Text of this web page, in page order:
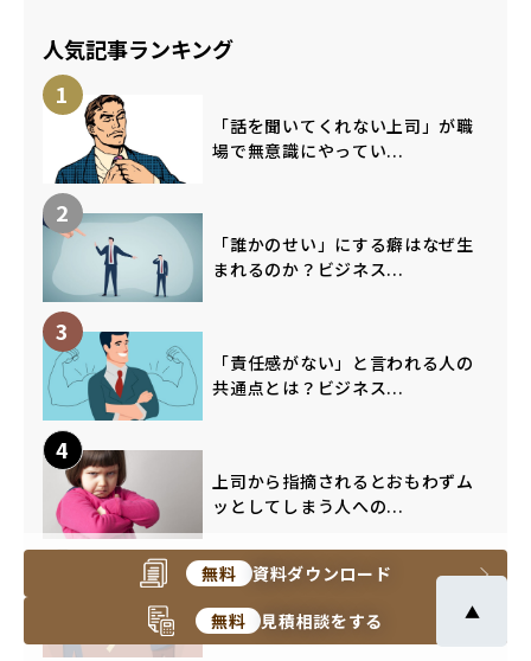
人気記事ランキング
1
「話を聞いてくれない上司」が職
場で無意識にやってい...
2
「誰かのせい」にする癖はなぜ生
まれるのか？ビジネス...
3
「責任感がない」と言われる人の
共通点とは？ビジネス...
4
上司から指摘されるとおもわずム
ッとしてしまう人への...
部下の名を呼び捨てにする人の心
理とその影響
▲
無料
資料ダウンロード
無料
見積相談をする